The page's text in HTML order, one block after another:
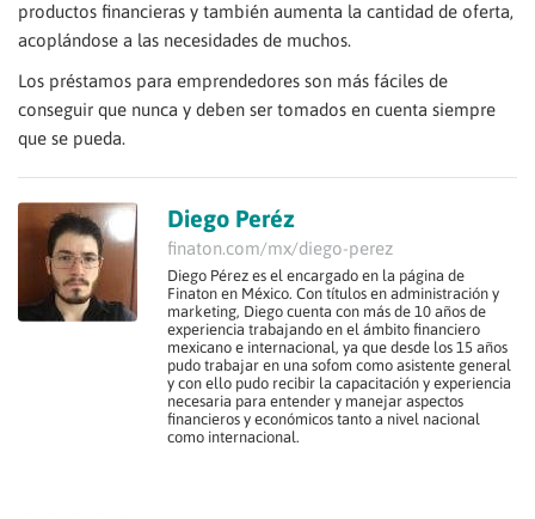
productos financieras y también aumenta la cantidad de oferta,
acoplándose a las necesidades de muchos.
Los préstamos para emprendedores son más fáciles de
conseguir que nunca y deben ser tomados en cuenta siempre
que se pueda.
Diego Peréz
finaton.com/mx/diego-perez
Diego Pérez es el encargado en la página de
Finaton en México. Con títulos en administración y
marketing, Diego cuenta con más de 10 años de
experiencia trabajando en el ámbito financiero
mexicano e internacional, ya que desde los 15 años
pudo trabajar en una sofom como asistente general
y con ello pudo recibir la capacitación y experiencia
necesaria para entender y manejar aspectos
financieros y económicos tanto a nivel nacional
como internacional.